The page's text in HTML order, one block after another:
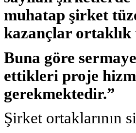
muhatap şirket
kazançlar ortaklık
Buna göre
ettikleri proje
gerekmektedir.”
Şirket ortaklarının